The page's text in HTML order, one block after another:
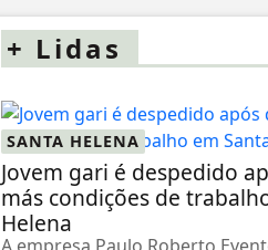
+ Lidas
SANTA HELENA
Jovem gari é despedido
más condições de
Helena